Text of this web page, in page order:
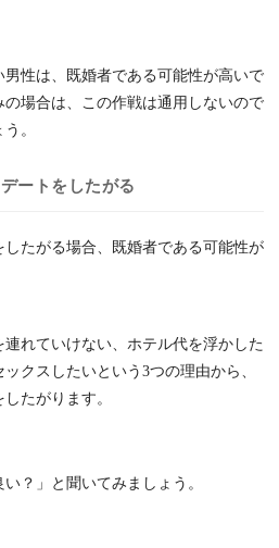
性は、既婚者である可能性が高いで
場合は、この作戦は通用しないので
。
ートをしたがる
たがる場合、既婚者である可能性が
れていけない、ホテル代を浮かした
クスしたいという3つの理由から、
たがります。
？」と聞いてみましょう。